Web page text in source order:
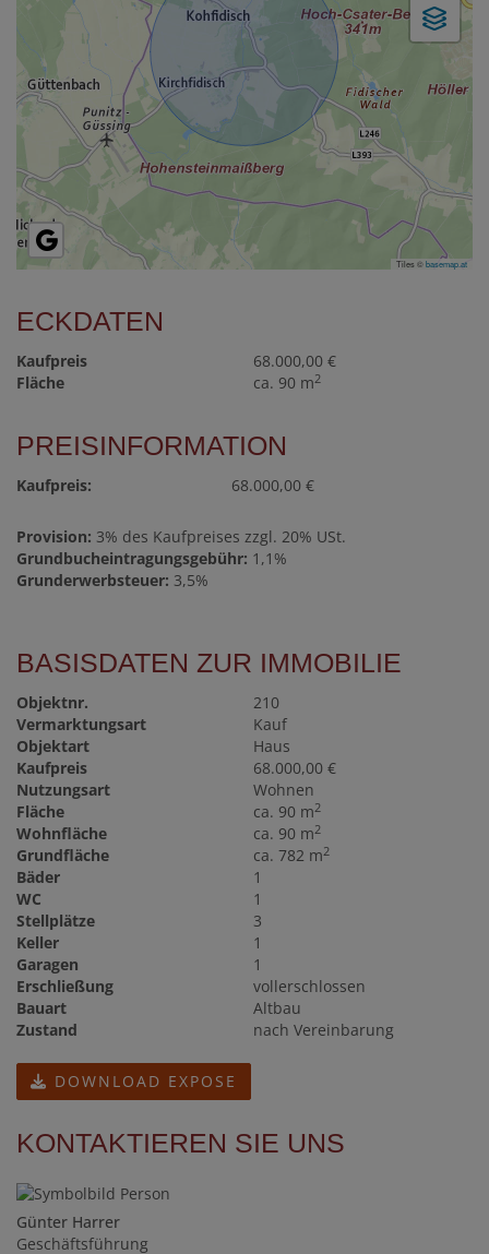
Tiles ©basemap.at
ECKDATEN
Kaufpreis
68.000,00 €
Fläche
ca. 90 m2
PREISINFORMATION
Kaufpreis: 68.000,00 €
Provision: 3% des Kaufpreises zzgl. 20% USt.
Grundbucheintragungsgebühr: 1,1%
Grunderwerbsteuer: 3,5%
BASISDATEN ZUR IMMOBILIE
Objektnr.
210
Vermarktungsart
Kauf
Objektart
Haus
Kaufpreis
68.000,00 €
Nutzungsart
Wohnen
Fläche
ca. 90 m2
Wohnfläche ca. 90 m2
Grundfläche ca. 782 m2
Bäder
1
WC
1
Stellplätze
3
Keller
1
Garagen
1
Erschließung
vollerschlossen
Bauart
Altbau
Zustand
nach Vereinbarung
DOWNLOAD EXPOSE
KONTAKTIEREN SIE UNS
Günter Harrer
Geschäftsführung